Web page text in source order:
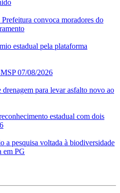
convoca moradores do
estadual pela plataforma
07/08/2026
para levar asfalto novo ao
estadual com dois
a pesquisa voltada à biodiversidade
em PG